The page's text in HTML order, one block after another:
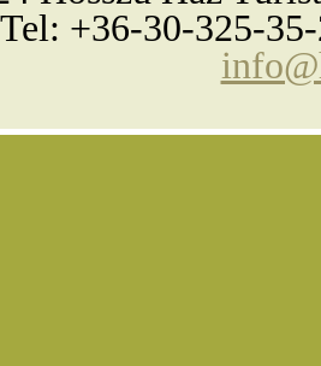
Tel: +36-30-325-